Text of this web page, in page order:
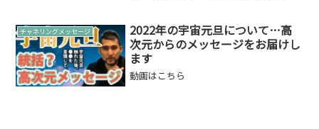
自身を取り戻す週間だと位置づけると良
いのです。そのた...
チャネリングメッセージ
2022年の宇宙元旦について…高
次元からのメッセージをお届けし
ます
動画はこちら